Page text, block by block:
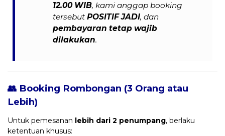
12.00 WIB, kami anggap booking
tersebutPOSITIF JADI, dan
pembayaran tetap wajib
dilakukan.
👥 Booking Rombongan (3 Orang atau
Lebih)
Untuk pemesanan lebih dari 2 penumpang, berlaku
ketentuan khusus: